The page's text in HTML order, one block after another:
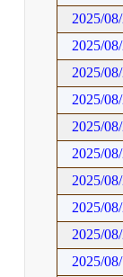
2025/
2025/
2025/
2025/
2025/
2025/
2025/08/
2025/
2025/
2025/